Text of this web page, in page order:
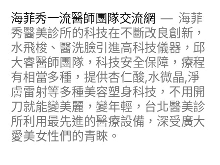
海菲秀一流醫師團隊交流網
海菲
秀醫美診所的科技在不斷改良創新，
水飛梭、醫洗臉引進高科技儀器，邱
大睿醫師團隊，科技安全保障，療程
有相當多種，提供杏仁酸,水微晶,淨
膚雷射等多種美容塑身科技，不用開
刀就能變美麗，變年輕，台北醫美診
所利用最先進的醫療設備，深受廣大
愛美女性們的青睞。